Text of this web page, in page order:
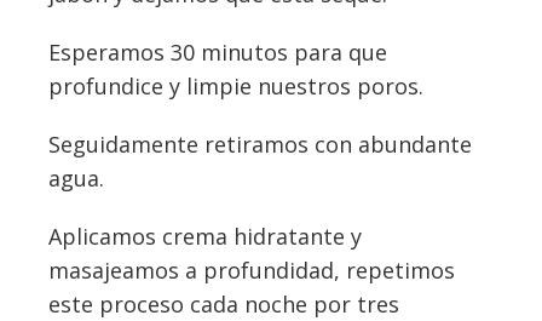
Esperamos 30 minutos para que
profundice y limpie nuestros poros.
Seguidamente retiramos con abundante
agua.
Aplicamos crema hidratante y
masajeamos a profundidad, repetimos
este proceso cada noche por tres